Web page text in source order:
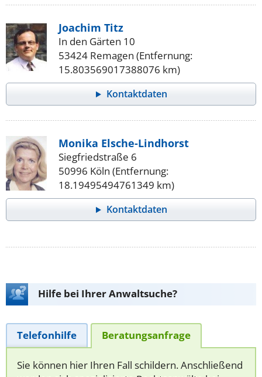
Joachim Titz
In den Gärten 10
53424 Remagen (Entfernung:
15.803569017388076 km)
Kontaktdaten
Monika Elsche-Lindhorst
Siegfriedstraße 6
50996 Köln (Entfernung:
18.19495494761349 km)
Kontaktdaten
Hilfe bei Ihrer Anwaltsuche?
Telefonhilfe Beratungsanfrage
Sie können hier Ihren Fall schildern. Anschließend